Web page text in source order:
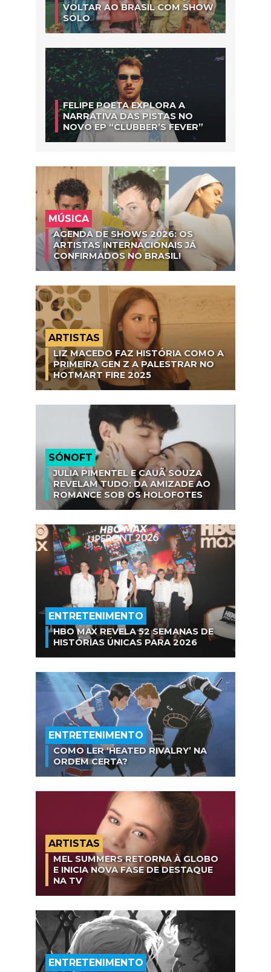
VOLTAR AO BRASIL COM SHOW
SOLO
FELIPE POETA EXPLORA A
NARRATIVA DAS PISTAS NO
NOVO EP “CLUBBER’S FEVER”
MÚSICA
AGENDA DE SHOWS 2026: OS
ARTISTAS INTERNACIONAIS JÁ
CONFIRMADOS NO BRASIL!
ARTISTAS
LIZ MACEDO FAZ HISTÓRIA COMO A
PRIMEIRA GEN Z A PALESTRAR NO
HOTMART FIRE 2025
SÓNOFT
JULIA PIMENTEL E CAUÃ SOUZA
REVELAM TUDO: DA AMIZADE AO
ROMANCE SOB OS HOLOFOTES
ENTRETENIMENTO
HBO MAX REVELA 52 SEMANAS DE
HISTÓRIAS ÚNICAS PARA 2026
ENTRETENIMENTO
COMO LER ‘HEATED RIVALRY’ NA
ORDEM CERTA?
ARTISTAS
MEL SUMMERS RETORNA À GLOBO
E INICIA NOVA FASE DE DESTAQUE
NA TV
ENTRETENIMENTO